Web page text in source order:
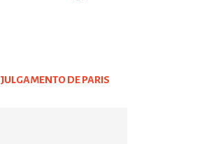
JULGAMENTO DE PARIS